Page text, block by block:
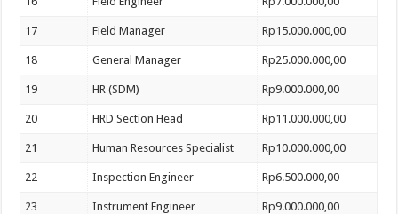
17 Field Manager Rp15.000.000,00
18 General Manager Rp25.000.000,00
19 HR (SDM) Rp9.000.000,00
20 HRD Section Head Rp11.000.000,00
21 Human Resources Specialist Rp10.000.000,00
22 Inspection Engineer Rp6.500.000,00
23 Instrument Engineer Rp9.000.000,00